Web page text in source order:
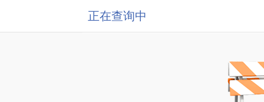
正在查询中